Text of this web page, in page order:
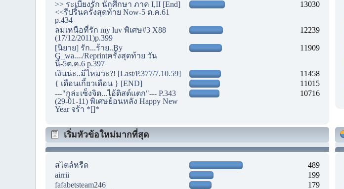
>> ระเบียงรัก นักศึกษา ภาค I,II [End]
<<รีปริ้นครั้งสุดท้าย Now-5 ต.ค.61
p.434
13030
ลมเหนือที่รัก my luv พิเศษ#3 X88
(17/12/2011)p.399
12239
[นิยาย] รัก...ร้าย..By
G_wa..../Reprintครั้งสุดท้าย วัน
นี้-5ต.ค.6 p.397
11909
เงินน่ะ..มีไหมวะ?! [Last/P.377/7.10.59]
11458
{ เดือนเกี้ยวเดือน } [END]
11015
---"กูล่ะเซ็งจิต...ไอ้ติสต์แตก"--- P.343
(29-01-11) พิเศษย้อนหลัง Happy New
Year จร้า *[]*
10716
เริ่มหัวข้อใหม่มากที่สุด
สไตล์หรีด
489
airrii
199
fafabetsteam246
179